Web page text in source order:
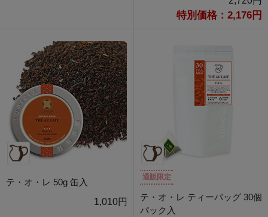
特別価格：2,176円
テ・オ・レ 50g 缶入
1,010円
通販限定
テ・オ・レ ティーバッグ 30個
パック入